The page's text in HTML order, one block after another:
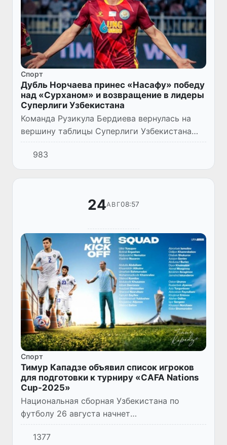
Спорт
Дубль Норчаева принес «Насафу» победу
над «Сурханом» и возвращение в лидеры
Суперлиги Узбекистана
Команда Рузикула Бердиева вернулась на
вершину таблицы Суперлиги Узбекистана
после достаточно легкой победы в Термезе
над «Сурханом». На дубль Хусайна Норчаева
хозяева ответили гол...
983
24АВГ08:57
Спорт
Тимур Кападзе объявил список игроков
для подготовки к турниру «CAFA Nations
Cup-2025»
Национальная сборная Узбекистана по
футболу 26 августа начнет
подготовительный сбор перед предстоящим
турниром «CAFA Nations Cup-2025».
1377